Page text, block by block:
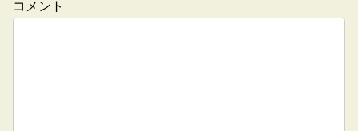
コメント